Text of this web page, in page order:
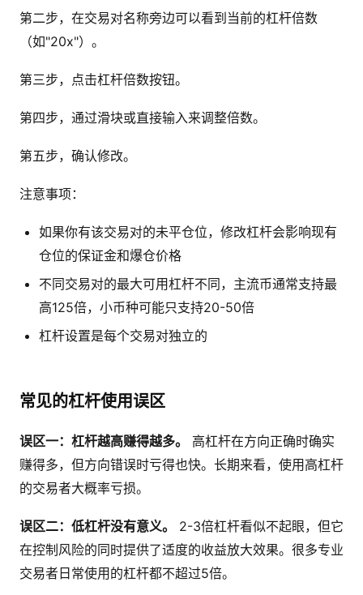
第二步，在交易对名称旁边可以看到当前的杠杆倍数
（如"20x"）。
第三步，点击杠杆倍数按钮。
第四步，通过滑块或直接输入来调整倍数。
第五步，确认修改。
注意事项：
如果你有该交易对的未平仓位，修改杠杆会影响现有
仓位的保证金和爆仓价格
不同交易对的最大可用杠杆不同，主流币通常支持最
高125倍，小币种可能只支持20-50倍
杠杆设置是每个交易对独立的
常见的杠杆使用误区
误区一：杠杆越高赚得越多。
高杠杆在方向正确时确实
赚得多，但方向错误时亏得也快。长期来看，使用高杠杆
的交易者大概率亏损。
误区二：低杠杆没有意义。
2-3倍杠杆看似不起眼，但它
在控制风险的同时提供了适度的收益放大效果。很多专业
交易者日常使用的杠杆都不超过5倍。